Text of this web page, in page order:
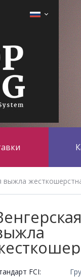
выжла
FCI: